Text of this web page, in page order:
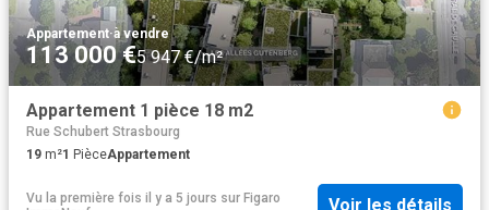
Appartement·à vendre
113 000 €5 947 €/m²
Appartement 1 pièce 18 m2
Rue Schubert Strasbourg
19 m²1 PièceAppartement
Vu la première fois il y a 5 jours sur Figaro
Voir les détails